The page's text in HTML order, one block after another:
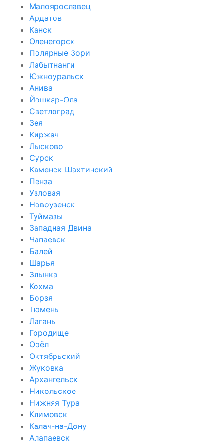
Малоярославец
Ардатов
Канск
Оленегорск
Полярные Зори
Лабытнанги
Южноуральск
Анива
Йошкар-Ола
Светлоград
Зея
Киржач
Лысково
Сурск
Каменск-Шахтинский
Пенза
Узловая
Новоузенск
Туймазы
Западная Двина
Чапаевск
Балей
Шарья
Злынка
Кохма
Борзя
Тюмень
Лагань
Городище
Орёл
Октябрьский
Жуковка
Архангельск
Никольское
Нижняя Тура
Климовск
Калач-на-Дону
Алапаевск